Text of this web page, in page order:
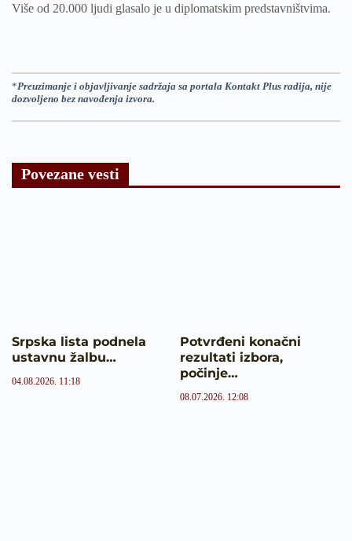
Više od 20.000 ljudi glasalo je u diplomatskim predstavništvima.
*Preuzimanje i objavljivanje sadržaja sa portala Kontakt Plus radija, nije
dozvoljeno bez navođenja izvora.
Povezane vesti
Srpska lista podnela
ustavnu žalbu…
04.08.2026. 11:18
Potvrđeni konačni
rezultati izbora,
počinje…
08.07.2026. 12:08